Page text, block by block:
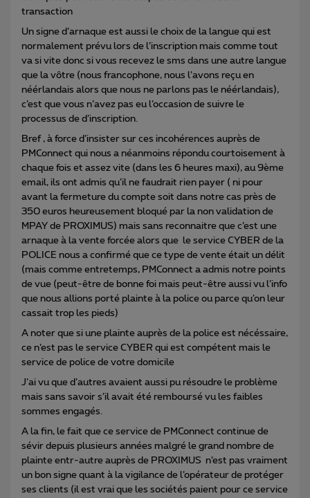
transaction
Un signe d’arnaque est aussi le choix de la langue qui est
normalement prévu lors de l’inscription mais comme tout
va si vite donc si vous recevez le sms dans une autre langue
que la vôtre (nous francophone, nous l’avons reçu en
néérlandais alors que nous ne parlons pas le néérlandais),
c’est que vous n’avez pas eu l’occasion de suivre le
processus de d’inscription.
Bref , à force d’insister sur ces incohérences auprès de
PMConnect qui nous a néanmoins répondu courtoisement à
chaque fois et assez vite (dans les 6 heures maxi), au 9ème
email, ils ont admis qu’il ne faudrait rien payer ( ni pour
avant la fermeture du compte soit dans notre cas près de
350 euros heureusement bloqué par la non validation de
MPAY de PROXIMUS) mais sans reconnaitre que c’est une
arnaque à la vente forcée alors que le service CYBER de la
POLICE nous a confirmé que ce type de vente était un délit
(mais comme entretemps, PMConnect a admis notre points
de vue (peut-être de bonne foi mais peut-être aussi vu l’info
que nous allions porté plainte à la police ou parce qu’on leur
cassait trop les pieds)
A noter que si une plainte auprès de la police est nécéssaire,
ce n’est pas le service CYBER qui est compétent mais le
service de police de votre domicile
J’ai vu que d’autres avaient aussi pu résoudre le problème
mais sans savoir s’il avait été remboursé vu les faibles
sommes engagés.
A la fin, le fait que ce service de PMConnect continue de
sévir depuis plusieurs années malgré le grand nombre de
plainte entr-autre auprès de PROXIMUS n’est pas vraiment
un bon signe quant à la vigilance de l’opérateur de protéger
ses clients (il est vrai que les sociétés paient pour ce service